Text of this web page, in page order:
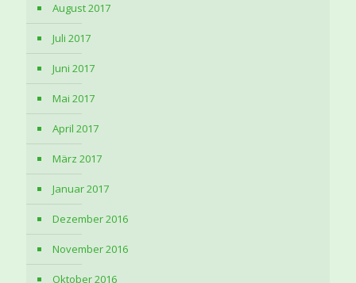
August 2017
Juli 2017
Juni 2017
Mai 2017
April 2017
März 2017
Januar 2017
Dezember 2016
November 2016
Oktober 2016